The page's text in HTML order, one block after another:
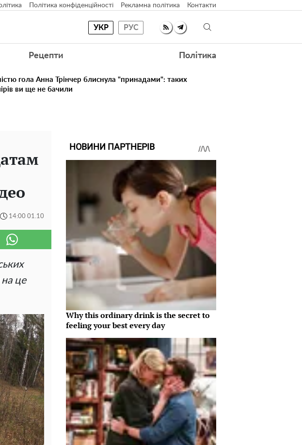
Політика конфіденційності Рекламна політика Контакти
УКР РУС
Рецепти Політика
гола Анна Трінчер блиснула "принадами": таких
ви ще не бачили
14:00 01.10
на це
НОВИНИ ПАРТНЕРІВ
Why this ordinary drink is the secret to
feeling your best every day